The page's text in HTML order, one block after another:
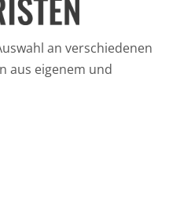
an verschiedenen
aus eigenem und